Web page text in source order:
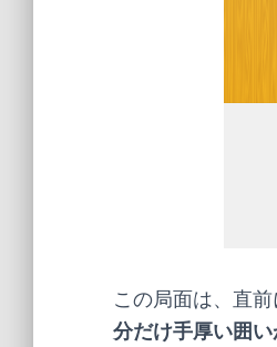
この局面は、直
分だけ手厚い囲い